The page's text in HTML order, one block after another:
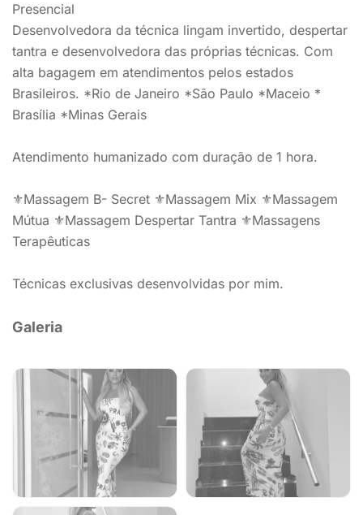
Presencial
Desenvolvedora da técnica lingam invertido, despertar
tantra e desenvolvedora das próprias técnicas. Com
alta bagagem em atendimentos pelos estados
Brasileiros. *Rio de Janeiro *São Paulo *Maceio *
Brasília *Minas Gerais
Atendimento humanizado com duração de 1 hora.
⚜️Massagem B- Secret ⚜️Massagem Mix ⚜️Massagem
Mútua ⚜️Massagem Despertar Tantra ⚜️Massagens
Terapêuticas
Técnicas exclusivas desenvolvidas por mim.
Galeria